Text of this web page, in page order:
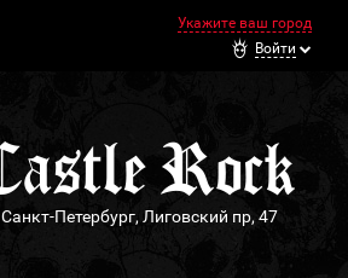
Укажите ваш город
Войти
Санкт-Петербург, Лиговский пр, 47